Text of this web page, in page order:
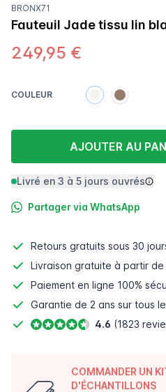
BRONX71
Fauteuil Jade tissu lin
249,95 €
COULEUR
AJOUTER AU
Livré en 3 à 5 jours ouvrés
Partager via WhatsApp
Retours gratuits sous 30
Livraison gratuite à partir
Paiement en ligne 100%
Garantie de 2 ans sur tous
4.6 (1823
COMMANDER UN
D'ÉCHANTILLONS